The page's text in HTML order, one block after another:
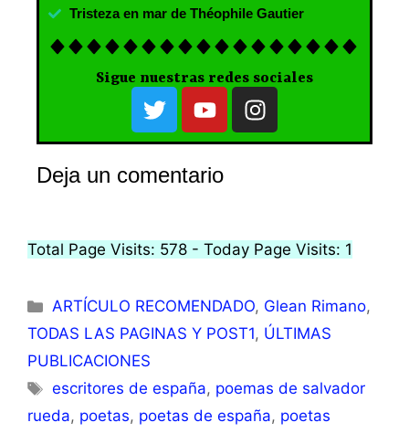
Tristeza en mar de Théophile Gautier
Sigue nuestras redes sociales
Deja un comentario
Total Page Visits: 578 - Today Page Visits: 1
ARTÍCULO RECOMENDADO, Glean Rimano,
TODAS LAS PAGINAS Y POST1, ÚLTIMAS
PUBLICACIONES
escritores de españa, poemas de salvador
rueda, poetas, poetas de españa, poetas